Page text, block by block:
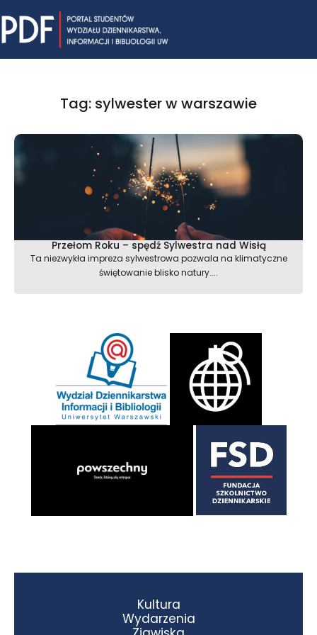
to
content
Tag: sylwester w warszawie
Przełom Roku – spędź Sylwestra nad Wisłą
Ta niezwykła impreza sylwestrowa pozwala na klimatyczne
świętowanie blisko natury....
Kultura
Wydarzenia